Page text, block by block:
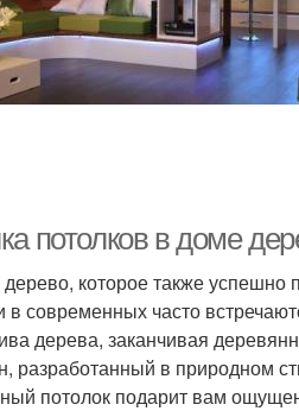
потолков в доме
дерево, которое также
в современных часто
дерева, заканчивая
разработанный в природном
потолок подарит вам